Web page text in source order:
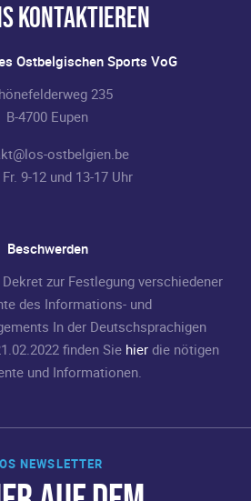
NEWSLETTER
kontaktieren
Ostbelgischen Sports VoG
235
B-4700 Eupen
ostbelgien.be
9-12 und 13-17 Uhr
Beschwerden
zur Festlegung verschiedener
des Informations- und
In der Deutschsprachigen
finden Sie hier die nötigen
und Informationen.